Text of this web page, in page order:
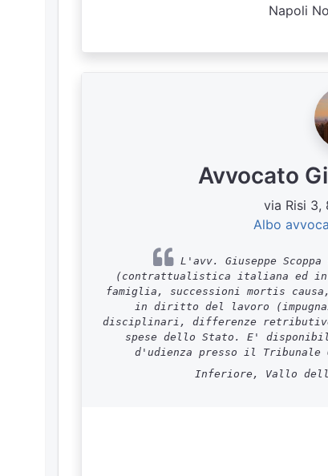
Napoli
Avvocato
via Risi 3,
Albo
L'avv. Giuseppe
(contrattualistica italiana ed
famiglia, successioni mortis
in diritto del lavoro
disciplinari, differenze retributive,
spese dello Stato. E'
d'udienza presso il Tribunale
Inferiore, Vallo